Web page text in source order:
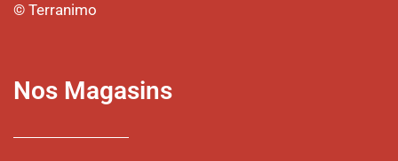
© Terranimo
Nos Magasins